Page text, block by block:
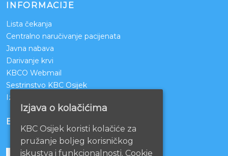
INFORMACIJE
Lista čekanja
Centralno naručivanje pacijenata
Javna nabava
Darivanje krvi
KBCO Webmail
Sestrinstvo KBC Osijek
Izjava o pristupačnosti mrežnih stranica
BOLNICE PARTNERI
Izjava o kolačićima
KBC Osijek koristi kolačiće za
pružanje boljeg korisničkog
iskustva i funkcionalnosti. Cookie